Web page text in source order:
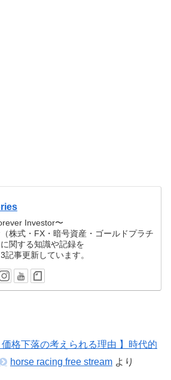
Investor〜
株式・FX・暗号資産・ゴールドプラチ
関する知識や記録を
記事更新しています。
格下落の考えられる理由 】時代的
horse racing free stream より